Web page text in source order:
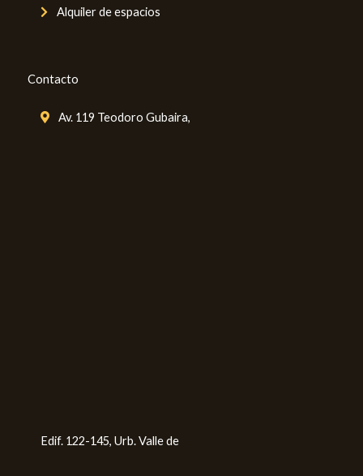
Alquiler de espacios
Contacto
Av. 119 Teodoro Gubaira,
Edif. 122-145, Urb. Valle de